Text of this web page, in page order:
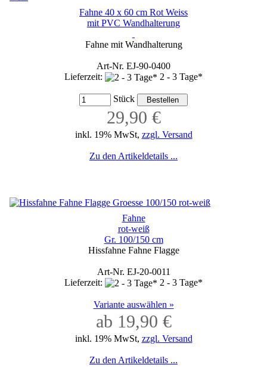
Fahne 40 x 60 cm Rot Weiss
mit PVC Wandhalterung
Fahne mit Wandhalterung
Art-Nr. EJ-90-0400
Lieferzeit:
2 - 3 Tage*
Stück
29,90 €
inkl. 19% MwSt, zzgl. Versand
Zu den Artikeldetails ...
Fahne
rot-weiß
Gr. 100/150 cm
Hissfahne Fahne Flagge
Art-Nr. EJ-20-0011
Lieferzeit:
2 - 3 Tage*
Variante auswählen »
ab 19,90 €
inkl. 19% MwSt, zzgl. Versand
Zu den Artikeldetails ...